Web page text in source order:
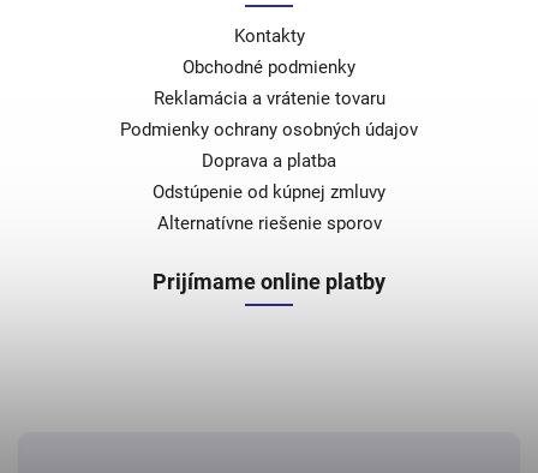
Kontakty
Obchodné podmienky
Reklamácia a vrátenie tovaru
Podmienky ochrany osobných údajov
Doprava a platba
Odstúpenie od kúpnej zmluvy
Alternatívne riešenie sporov
Prijímame online platby